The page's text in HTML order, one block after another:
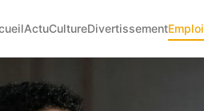
ActuCultureDivertissementEmploi